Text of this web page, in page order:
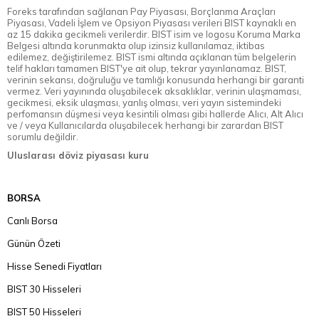
Foreks tarafından sağlanan Pay Piyasası, Borçlanma Araçları
Piyasası, Vadeli İşlem ve Opsiyon Piyasası verileri BIST kaynaklı en
az 15 dakika gecikmeli verilerdir. BIST isim ve logosu Koruma Marka
Belgesi altında korunmakta olup izinsiz kullanılamaz, iktibas
edilemez, değiştirilemez. BIST ismi altında açıklanan tüm belgelerin
telif hakları tamamen BIST'ye ait olup, tekrar yayınlanamaz. BIST,
verinin sekansı, doğruluğu ve tamlığı konusunda herhangi bir garanti
vermez. Veri yayınında oluşabilecek aksaklıklar, verinin ulaşmaması,
gecikmesi, eksik ulaşması, yanlış olması, veri yayın sistemindeki
perfomansın düşmesi veya kesintili olması gibi hallerde Alıcı, Alt Alıcı
ve / veya Kullanıcılarda oluşabilecek herhangi bir zarardan BIST
sorumlu değildir.
Uluslarası döviz piyasası kuru
BORSA
Canlı Borsa
Günün Özeti
Hisse Senedi Fiyatları
BIST 30 Hisseleri
BIST 50 Hisseleri